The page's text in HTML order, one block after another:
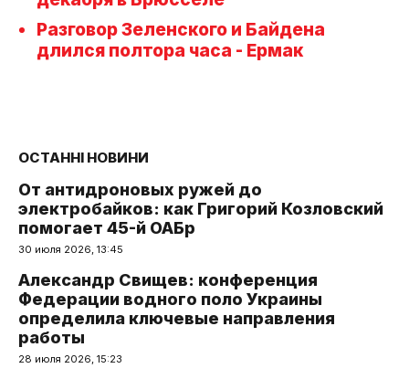
Разговор Зеленского и Байдена
длился полтора часа - Ермак
ОСТАННІ НОВИНИ
От антидроновых ружей до
электробайков: как Григорий Козловский
помогает 45-й ОАБр
30 июля 2026, 13:45
Александр Свищев: конференция
Федерации водного поло Украины
определила ключевые направления
работы
28 июля 2026, 15:23